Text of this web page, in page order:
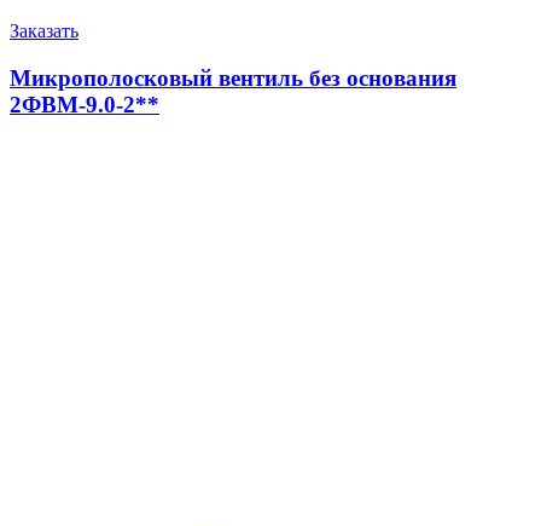
Заказать
Микрополосковый вентиль без основания
2ФВМ-9.0-2**